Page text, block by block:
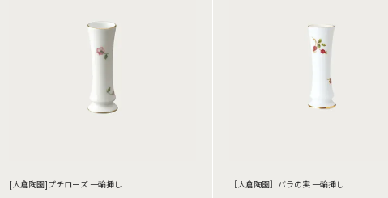
[大倉陶園]プチローズ 一輪挿し ［大倉陶園］バラの実 一輪挿し